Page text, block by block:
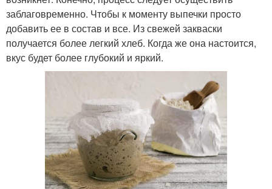
заблаговременно. Чтобы к моменту выпечки просто
добавить ее в состав и все. Из свежей закваски
получается более легкий хлеб. Когда же она настоится,
вкус будет более глубокий и яркий.